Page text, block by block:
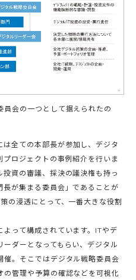
員会の一つとして据えられたの
は全ての本部長が参加し、デジタ
ロジェクトの事例紹介を行いま
資の審議、採決の議決権も持っ
長が集まる委員会」であることが
の浸透にとって、一番大きな役割
って構成されています。ITやデ
ダーとなってもらい、デジタル
催。そこではデジタル戦略委員会
の管理や予算の確認などを可視化